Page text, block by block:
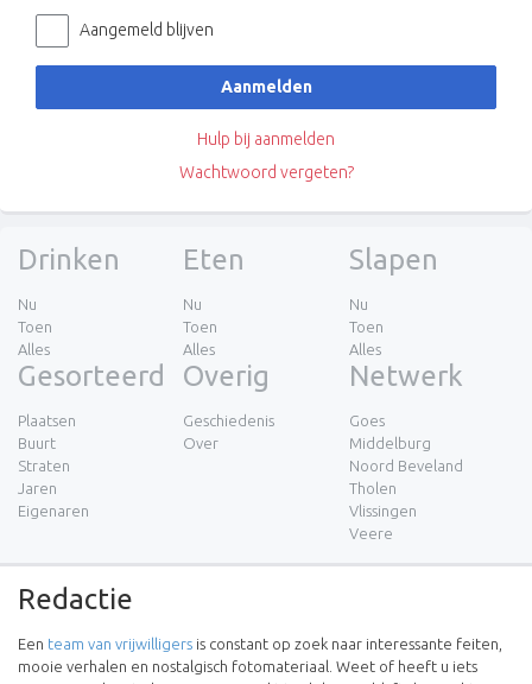
Aangemeld blijven
Aanmelden
Hulp bij aanmelden
Wachtwoord vergeten?
Drinken
Nu
Toen
Alles
Eten
Nu
Toen
Alles
Slapen
Nu
Toen
Alles
Gesorteerd
Plaatsen
Buurt
Straten
Jaren
Eigenaren
Overig
Geschiedenis
Over
Netwerk
Goes
Middelburg
Noord Beveland
Tholen
Vlissingen
Veere
Redactie
Een team van vrijwilligers is constant op zoek naar interessante feiten,
mooie verhalen en nostalgisch fotomateriaal. Weet of heeft u iets